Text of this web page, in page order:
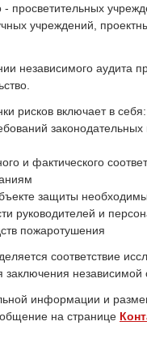
просветительных
учреждений,
независимого аудита
рисков включает в себя:
и фактического
защиты
руководителей и
пожаротушения
соответствие
заключения независимой
информации и
на странице